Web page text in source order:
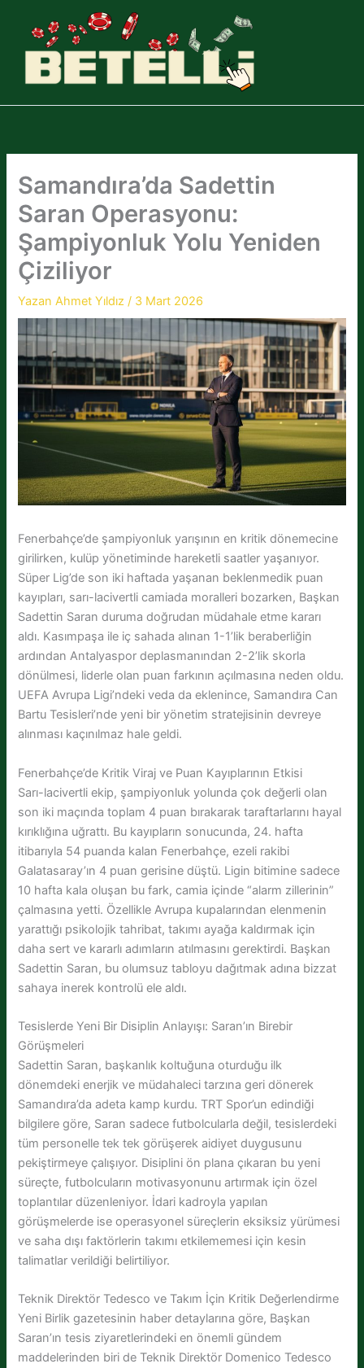
Samandıra’da Sadettin
Saran Operasyonu:
Şampiyonluk Yolu Yeniden
Çiziliyor
Yazan Ahmet Yıldız/ 3 Mart 2026
Fenerbahçe’de şampiyonluk yarışının en kritik dönemecine
girilirken, kulüp yönetiminde hareketli saatler yaşanıyor.
Süper Lig’de son iki haftada yaşanan beklenmedik puan
kayıpları, sarı-lacivertli camiada moralleri bozarken, Başkan
Sadettin Saran duruma doğrudan müdahale etme kararı
aldı. Kasımpaşa ile iç sahada alınan 1-1’lik beraberliğin
ardından Antalyaspor deplasmanından 2-2’lik skorla
dönülmesi, liderle olan puan farkının açılmasına neden oldu.
UEFA Avrupa Ligi’ndeki veda da eklenince, Samandıra Can
Bartu Tesisleri’nde yeni bir yönetim stratejisinin devreye
alınması kaçınılmaz hale geldi.
Fenerbahçe’de Kritik Viraj ve Puan Kayıplarının Etkisi
Sarı-lacivertli ekip, şampiyonluk yolunda çok değerli olan
son iki maçında toplam 4 puan bırakarak taraftarlarını hayal
kırıklığına uğrattı. Bu kayıpların sonucunda, 24. hafta
itibarıyla 54 puanda kalan Fenerbahçe, ezeli rakibi
Galatasaray’ın 4 puan gerisine düştü. Ligin bitimine sadece
10 hafta kala oluşan bu fark, camia içinde “alarm zillerinin”
çalmasına yetti. Özellikle Avrupa kupalarından elenmenin
yarattığı psikolojik tahribat, takımı ayağa kaldırmak için
daha sert ve kararlı adımların atılmasını gerektirdi. Başkan
Sadettin Saran, bu olumsuz tabloyu dağıtmak adına bizzat
sahaya inerek kontrolü ele aldı.
Tesislerde Yeni Bir Disiplin Anlayışı: Saran’ın Birebir
Görüşmeleri
Sadettin Saran, başkanlık koltuğuna oturduğu ilk
dönemdeki enerjik ve müdahaleci tarzına geri dönerek
Samandıra’da adeta kamp kurdu. TRT Spor’un edindiği
bilgilere göre, Saran sadece futbolcularla değil, tesislerdeki
tüm personelle tek tek görüşerek aidiyet duygusunu
pekiştirmeye çalışıyor. Disiplini ön plana çıkaran bu yeni
süreçte, futbolcuların motivasyonunu artırmak için özel
toplantılar düzenleniyor. İdari kadroyla yapılan
görüşmelerde ise operasyonel süreçlerin eksiksiz yürümesi
ve saha dışı faktörlerin takımı etkilememesi için kesin
talimatlar verildiği belirtiliyor.
Teknik Direktör Tedesco ve Takım İçin Kritik Değerlendirme
Yeni Birlik gazetesinin haber detaylarına göre, Başkan
Saran’ın tesis ziyaretlerindeki en önemli gündem
maddelerinden biri de Teknik Direktör Domenico Tedesco